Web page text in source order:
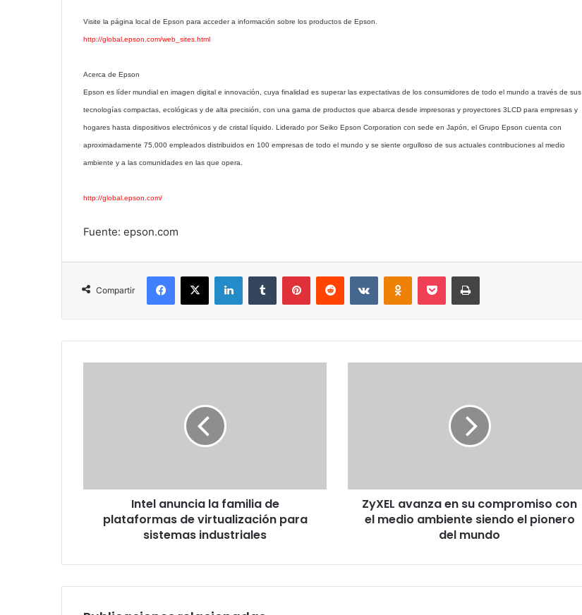
Visite la página local de Epson para acceder a información sobre los productos de Epson.
http://global.epson.com/web_sites.html
Acerca de Epson
Epson es líder mundial en imagen digital e innovación, cuya finalidad es superar las expectativas de los consumidores de todo el mundo a través de sus
tecnologías compactas, ecológicas y de alta precisión, con una gama de productos que abarca desde impresoras y proyectores 3LCD para empresas y
hogares hasta dispositivos electrónicos y de cristal líquido. Liderado por Seiko Epson Corporation con sede en Japón, el Grupo Epson cuenta con
aproximadamente 75.000 empleados distribuidos en 100 empresas de todo el mundo y se siente orgulloso de sus actuales contribuciones al medio
ambiente y a las comunidades en las que opera.
http://global.epson.com/
Fuente: epson.com
Compartir
Facebook
X LinkedInTumblr PinterestReddit VKontakteOdnoklassniki
Pocket Imprimir
para
industriales
Intel anuncia la familia de
plataformas de virtualización para
sistemas industriales
ambiente
siendo
ZyXEL avanza en su compromiso con
el medio ambiente siendo el pionero
del mundo